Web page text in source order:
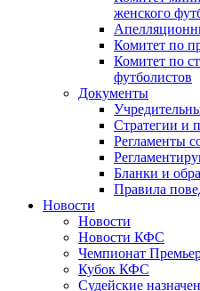
женского
Комитет по
Комитет по
футболистов
Документы
Стратегии и
Регламенты
Бланки и
Правила
Новости
Новости
Новости КФС
Чемпионат
Кубок КФС
Судейские